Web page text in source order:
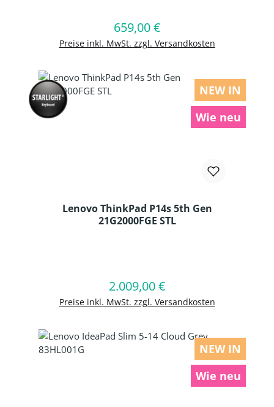
Regulärer Preis:
659,00 €
Preise inkl. MwSt. zzgl. Versandkosten
In den Warenkorb
NEW IN
Wie neu
Lenovo ThinkPad P14s 5th Gen
21G2000FGE STL
Regulärer Preis:
2.009,00 €
Preise inkl. MwSt. zzgl. Versandkosten
In den Warenkorb
NEW IN
Wie neu